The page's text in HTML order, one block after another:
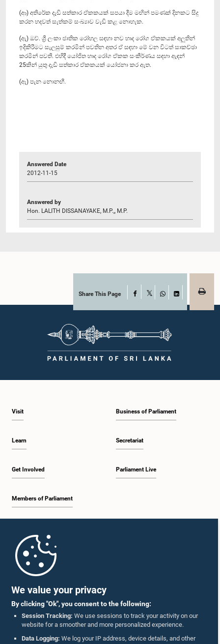
We value your privacy
By clicking "Ok", you consent to the following:
Session Tracking: We use sessions to track your activity on our
website for a smoother and more personalized experience.
Data Logging: We log your IP address, device details, and other
(ආ) අතිරේක දැඩි සත්කාර ඒකකයක් සපයා දීම මඟින් පමණක් දිනකට සිදු
කරන හදවත් සැත්කම් සංඛ්‍යාව වැඩි කළ නොහැක.
(ඇ) ඔව්. ශ්‍රී ලංකා ජාතික රෝහල සඳහා නව හෘද රෝග ඒකකයක් අලුතින්
ඉදිකිරීමට සැලසුම් කරමින් පවතින අතර ඒ සඳහා මේ වන විටත් සාකච්ඡා
කරමින් පවතී. එහිදී යෝජිත හෘද රෝග ඒකක සංකීර්ණය සඳහා ඇඳන්
25කින් යුතු දැඩි සත්කාර ඒකකයක් යෝජනා කර ඇත.
(ඈ) පැන නොනඟී.
Answered Date
2012-11-15
Answered by
Hon. LALITH DISSANAYAKE, M.P.,, M.P.
Share This Page Facebook
WhatsAppLinkedIn
Visit
Learn
Get Involved
Members of Parliament
Business of Parliament
Secretariat
Parliament Live
Parliament Mobile App
Follow Us On :